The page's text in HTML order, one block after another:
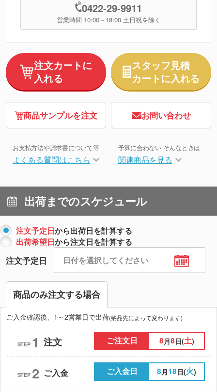
0422-29-9911
営業時間 10:00～18:00 土日祝を除く
注文カートに
入れる
スタッフ見積
カートに入れる
商品サンプルを注文 お問い合わせ
お支払方法や請求書について等
よくある質問はこちら
予算に合わない そんなときは
関連商品を見る
出荷までのスケジュール
注文予定日から出荷日を計算する
出荷希望日から注文日を計算する
注文予定日
商品のみ注文する場合
ご入金確認後、1～2営業日で出荷(納品先によって変わります)
STEP 1 注文 ご注文日 8 月8日(土)
STEP 2 ご入金 ご入金日 8 月18日(火)